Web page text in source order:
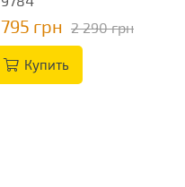
795 грн 2 290 грн
Купить